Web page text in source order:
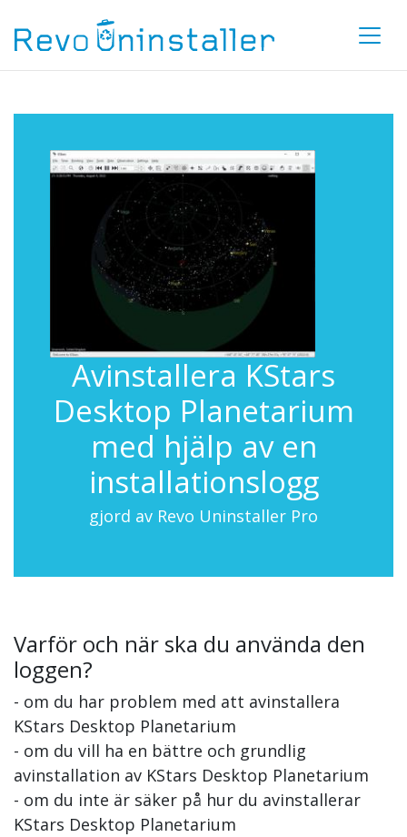
Avinstallera KStars
Desktop Planetarium
med hjälp av en
installationslogg
gjord av Revo Uninstaller Pro
Varför och när ska du använda den
loggen?
- om du har problem med att avinstallera
KStars Desktop Planetarium
- om du vill ha en bättre och grundlig
avinstallation av KStars Desktop Planetarium
- om du inte är säker på hur du avinstallerar
KStars Desktop Planetarium